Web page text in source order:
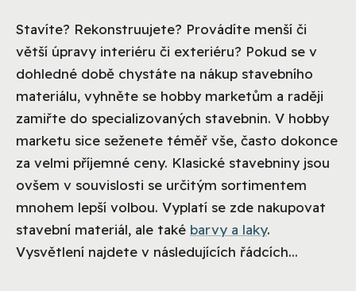
Stavíte? Rekonstruujete? Provádíte menší či
větší úpravy interiéru či exteriéru? Pokud se v
dohledné době chystáte na nákup stavebního
materiálu, vyhněte se hobby marketům a raději
zamiřte do specializovaných stavebnin. V hobby
marketu sice seženete téměř vše, často dokonce
za velmi příjemné ceny. Klasické stavebniny jsou
ovšem v souvislosti se určitým sortimentem
mnohem lepší volbou. Vyplatí se zde nakupovat
stavební materiál, ale také barvy a laky.
Vysvětlení najdete v následujících řádcích...